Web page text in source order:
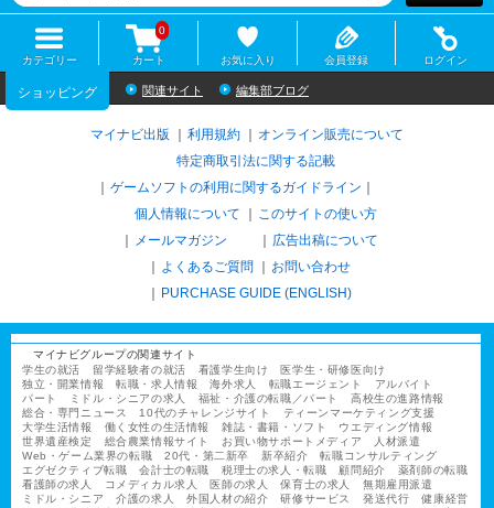
カテゴリー カート
0
お気に入り 会員登録 ログイン
ショッピング 関連サイト 編集部ブログ
マイナビ出版 利用規約
オンライン販売について
特定商取引法に関する記載
ゲームソフトの利用に関するガイドライン
個人情報について
このサイトの使い方
メールマガジン
広告出稿について
よくあるご質問
お問い合わせ
PURCHASE GUIDE (ENGLISH)
マイナビグループの関連サイト
学生の就活
留学経験者の就活 看護学生向け
医学生・研修医向け
独立・開業情報
転職・求人情報 海外求人 転職エージェント
アルバイト
パート
ミドル・シニアの求人 福祉・介護の転職／パート
高校生の進路情報
総合・専門ニュース
10代のチャレンジサイト
ティーンマーケティング支援
大学生活情報
働く女性の生活情報 雑誌・書籍・ソフト
ウエディング情報
世界遺産検定
総合農業情報サイト お買い物サポートメディア
人材派遣
Web・ゲーム業界の転職
20代・第二新卒 新卒紹介
転職コンサルティング
エグゼクティブ転職
会計士の転職 税理士の求人・転職 顧問紹介
薬剤師の転職
看護師の求人
コメディカル求人 医師の求人 保育士の求人
無期雇用派遣
ミドル・シニア
介護の求人 外国人材の紹介 研修サービス 発送代行
健康経営